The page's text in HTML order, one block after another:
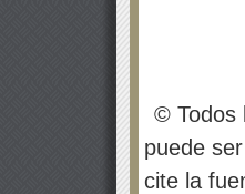
© Todos
puede
cite la